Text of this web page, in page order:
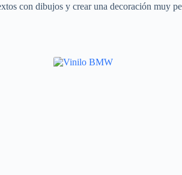
con dibujos y crear una decoración muy